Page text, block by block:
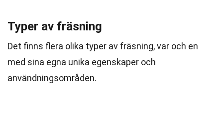
Typer av fräsning
Det finns flera olika typer av fräsning, var och en
med sina egna unika egenskaper och
användningsområden.